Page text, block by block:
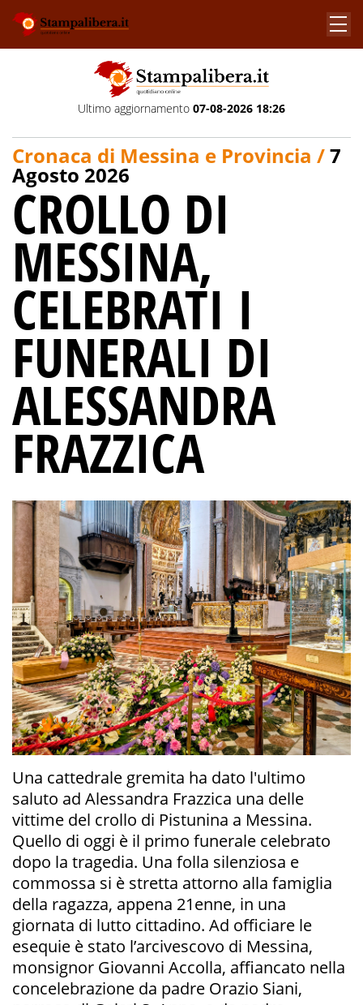
Ultimo aggiornamento 07-08-2026 18:26
Cronaca di Messina e Provincia /7
Agosto 2026
CROLLO DI
MESSINA,
CELEBRATI I
FUNERALI DI
ALESSANDRA
FRAZZICA
Una cattedrale gremita ha dato l'ultimo
saluto ad Alessandra Frazzica una delle
vittime del crollo di Pistunina a Messina.
Quello di oggi è il primo funerale celebrato
dopo la tragedia. Una folla silenziosa e
commossa si è stretta attorno alla famiglia
della ragazza, appena 21enne, in una
giornata di lutto cittadino. Ad officiare le
esequie è stato l’arcivescovo di Messina,
monsignor Giovanni Accolla, affiancato nella
concelebrazione da padre Orazio Siani,